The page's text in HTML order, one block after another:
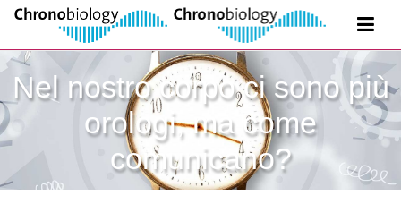
Nel nostro corpo ci sono più
orologi, ma come
comunicano?